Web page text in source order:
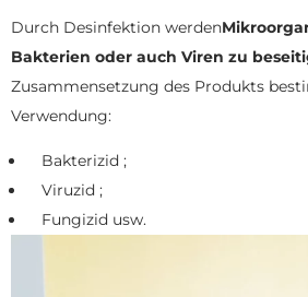
Durch Desinfektion werden
Bakterien oder auch Viren zu
Zusammensetzung des Produkts
Verwendung:
Bakterizid ;
Viruzid ;
Fungizid usw.